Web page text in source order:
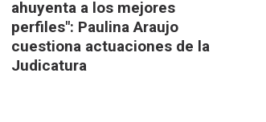
ahuyenta a los mejores
perfiles": Paulina Araujo
cuestiona actuaciones de la
Judicatura